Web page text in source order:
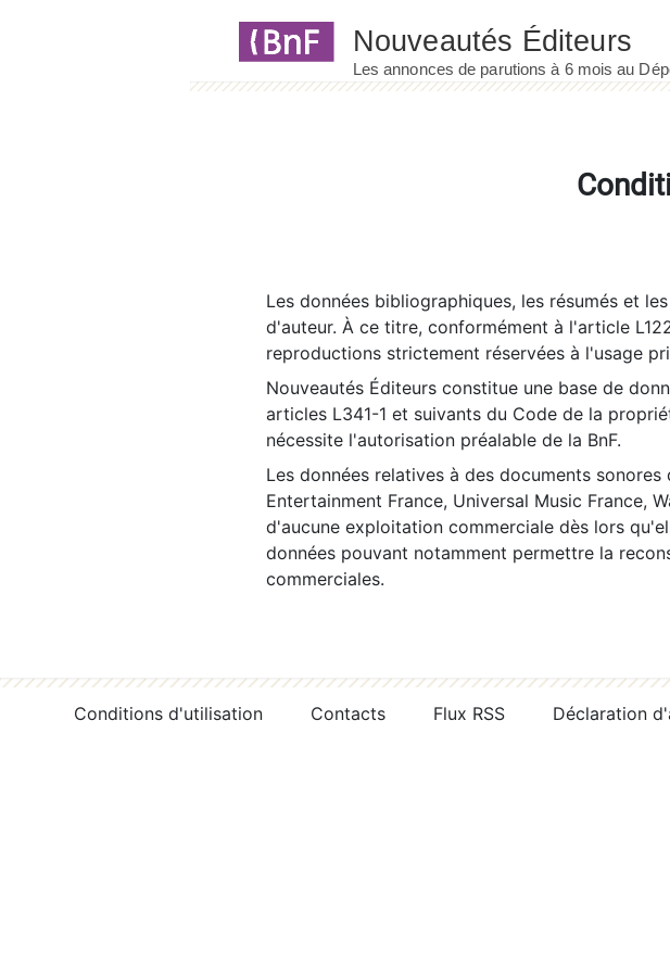
Les données bibliographiques, les résumés et
d'auteur. À ce titre, conformément à l'article
reproductions strictement réservées à l'usage
Nouveautés Éditeurs constitue une base de
articles L341-1 et suivants du Code de la
nécessite l'autorisation préalable de la BnF.
Les données relatives à des documents
Entertainment France, Universal Music France,
d'aucune exploitation commerciale dès lors
données pouvant notamment permettre la
commerciales.
Conditions d'utilisation Contacts Flux RSS Déclaration